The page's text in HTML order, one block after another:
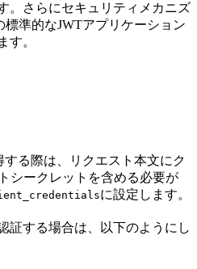
。さらにセキュリティメカニズ
標準的なJWTアプリケーション
す。
する際は、リクエスト本文にク
シークレットを含める必要が
に設定します。
証する場合は、以下のようにし